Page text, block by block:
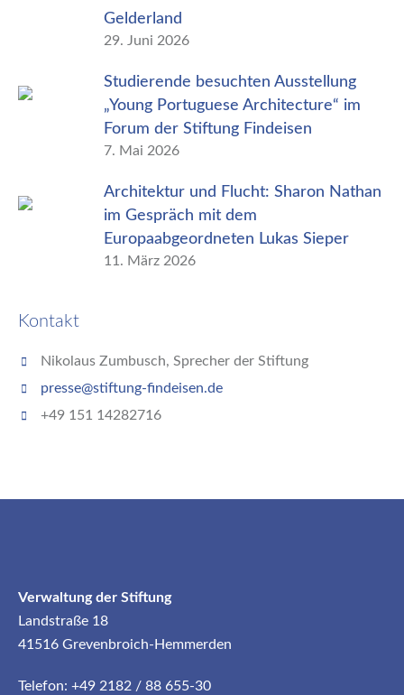
Gelderland
29. Juni 2026
Studierende besuchten Ausstellung
„Young Portuguese Architecture“ im
Forum der Stiftung Findeisen
7. Mai 2026
Architektur und Flucht: Sharon Nathan
im Gespräch mit dem
Europaabgeordneten Lukas Sieper
11. März 2026
Kontakt
Nikolaus Zumbusch, Sprecher der Stiftung
presse@stiftung-findeisen.de
+49 151 14282716
Verwaltung der Stiftung
Landstraße 18
41516 Grevenbroich-Hemmerden
Telefon: +49 2182 / 88 655-30